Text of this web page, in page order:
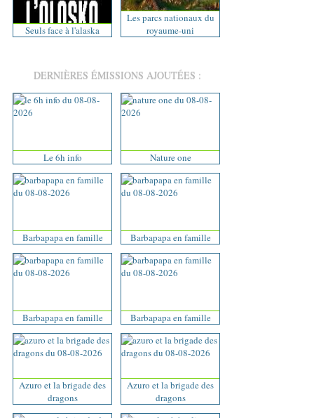
Seuls face à l'alaska
Les parcs nationaux du
royaume-uni
DERNIÈRES ÉMISSIONS AJOUTÉES :
Le 6h info Nature one
Barbapapa en famille Barbapapa en famille
Barbapapa en famille Barbapapa en famille
Azuro et la brigade des
dragons
Azuro et la brigade des
dragons